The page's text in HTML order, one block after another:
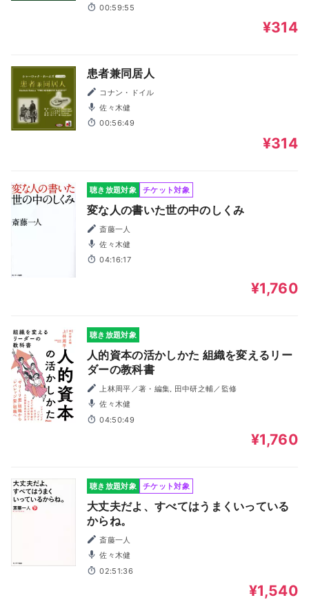
00:59:55
¥314
患者兼同居人
コナン・ドイル
佐々木健
00:56:49
¥314
聴き放題対象 チケット対象
変な人の書いた世の中のしくみ
斎藤一人
佐々木健
04:16:17
¥1,760
聴き放題対象
人的資本の活かしかた 組織を変えるリー
ダーの教科書
上林周平／著・編集, 田中研之輔／監修
佐々木健
04:50:49
¥1,760
聴き放題対象 チケット対象
大丈夫だよ、すべてはうまくいっている
からね。
斎藤一人
佐々木健
02:51:36
¥1,540